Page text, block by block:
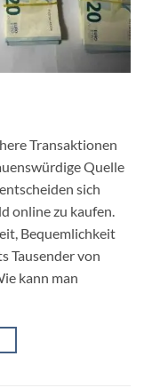
Transaktionen
Quelle
sich
online zu kaufen.
Bequemlichkeit
Tausender von
kann man